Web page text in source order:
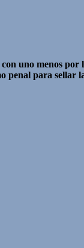
uno menos por
para sellar